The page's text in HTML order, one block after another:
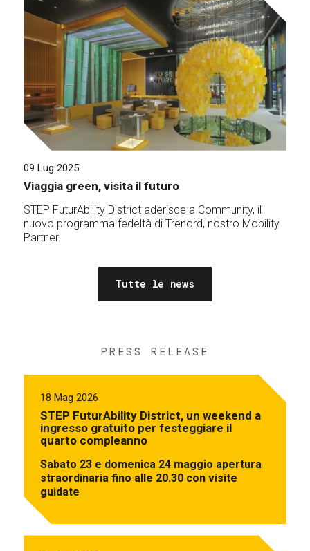
09 Lug 2025
Viaggia green, visita il futuro
STEP FuturAbility District aderisce a Community, il
nuovo programma fedeltà di Trenord, nostro Mobility
Partner.
Tutte le news
PRESS RELEASE
18 Mag 2026
STEP FuturAbility District, un weekend a
ingresso gratuito per festeggiare il
quarto compleanno
Sabato 23 e domenica 24 maggio apertura
straordinaria fino alle 20.30 con visite
guidate